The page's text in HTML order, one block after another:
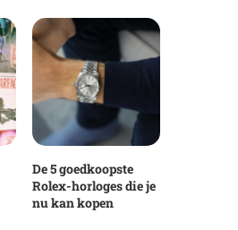
De 5 goedkoopste
Rolex-horloges die je
nu kan kopen